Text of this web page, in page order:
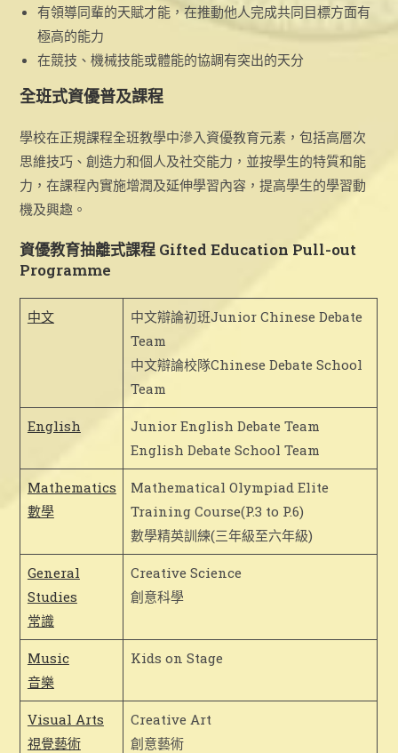
有領導同輩的天賦才能，在推動他人完成共同目標方面有
極高的能力
在競技、機械技能或體能的協調有突出的天分
全班式資優普及課程
學校在正規課程全班教學中滲入資優教育元素，包括高層次
思維技巧、創造力和個人及社交能力，並按學生的特質和能
力，在課程內實施增潤及延伸學習內容，提高學生的學習動
機及興趣。
資優教育抽離式課程 Gifted Education Pull-out
Programme
中文
中文辯論初班Junior Chinese Debate
Team
中文辯論校隊Chinese Debate School
Team
English
Junior English Debate Team
English Debate School Team
Mathematics
數學
Mathematical Olympiad Elite
Training Course(P.3 to P.6)
數學精英訓練(三年級至六年級)
General
Studies
常識
Creative Science
創意科學
Music
音樂
Kids on Stage
Visual Arts
視覺藝術
Creative Art
創意藝術
2025-2026 Newsletter